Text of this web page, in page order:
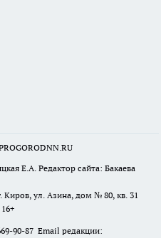
Е.А. Редактор сайта: Бакаева
Киров, ул. Азина, дом № 80, кв. 31
90-87 Email редакции: